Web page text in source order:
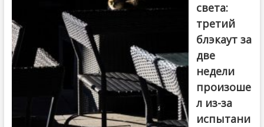
света:
третий
блэкаут за
две
недели
произоше
л из-за
испытани